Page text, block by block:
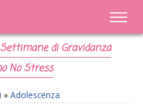
Settimane di Gravidanza
No Stress
» Adolescenza